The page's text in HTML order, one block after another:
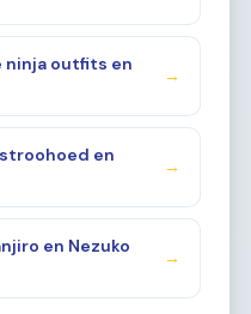
ninja outfits en
→
en
→
en Nezuko
→